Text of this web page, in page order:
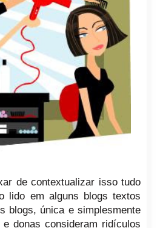
de contextualizar isso tudo
lido em alguns blogs textos
blogs, única e simplesmente
donas consideram ridículos